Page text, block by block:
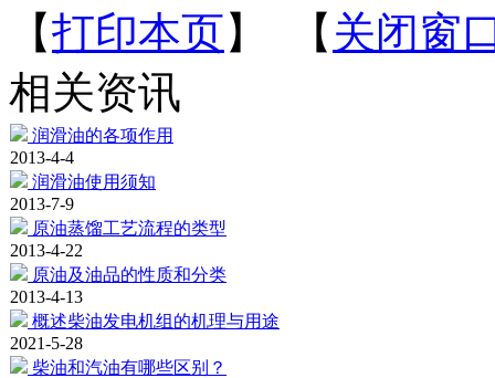
【打印本页】 【 关闭窗
相关资讯
润滑油的各项作用
2013-4-4
润滑油使用须知
2013-7-9
原油蒸馏工艺流程的类型
2013-4-22
原油及油品的性质和分类
2013-4-13
概述柴油发电机组的机理与用途
2021-5-28
柴油和汽油有哪些区别？